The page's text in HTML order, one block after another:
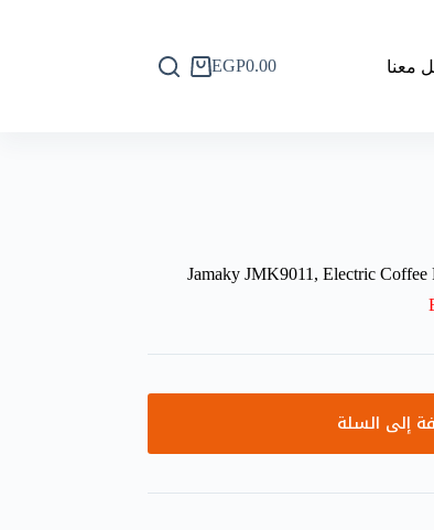
معنا
عربةEGP0.00
Jamaky JMK9011, Electric
إلى السلة